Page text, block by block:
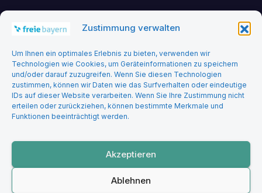
Zustimmung verwalten
Um Ihnen ein optimales Erlebnis zu bieten, verwenden wir
Technologien wie Cookies, um Geräteinformationen zu speichern
und/oder darauf zuzugreifen. Wenn Sie diesen Technologien
zustimmen, können wir Daten wie das Surfverhalten oder eindeutige
IDs auf dieser Website verarbeiten. Wenn Sie Ihre Zustimmung nicht
erteilen oder zurückziehen, können bestimmte Merkmale und
Funktionen beeinträchtigt werden.
Akzeptieren
Ablehnen
Freie Bayern
Stolz präsentiert von WordPress